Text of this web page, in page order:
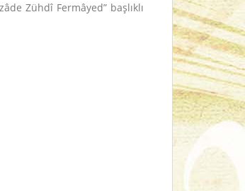
Zühdî Fermâyed” başlıklı